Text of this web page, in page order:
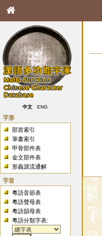
中文 ENG
字形
部首索引
筆畫索引
甲骨部件表
金文部件表
形義源流通解
字音
粵語音節表
粵語聲母表
粵語韻母表
粵語分類字表: